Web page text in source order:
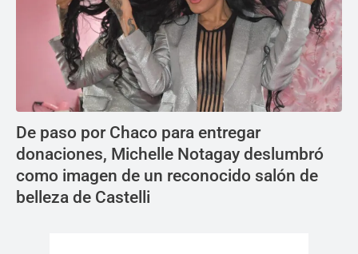
De paso por Chaco para entregar
donaciones, Michelle Notagay deslumbró
como imagen de un reconocido salón de
belleza de Castelli